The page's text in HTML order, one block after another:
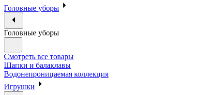
Головные уборы
Головные уборы
Смотреть все товары
Шапки и балаклавы
Водонепроницаемая коллекция
Игрушки